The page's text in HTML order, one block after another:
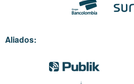
Aliados: